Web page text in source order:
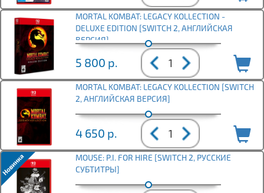
MORTAL KOMBAT: LEGACY KOLLECTION -
DELUXE EDITION [SWITCH 2, АНГЛИЙСКАЯ
ВЕРСИЯ]
5 800 р.
MORTAL KOMBAT: LEGACY KOLLECTION [SWITCH
2, АНГЛИЙСКАЯ ВЕРСИЯ]
4 650 р.
MOUSE: P.I. FOR HIRE [SWITCH 2, РУССКИЕ
СУБТИТРЫ]